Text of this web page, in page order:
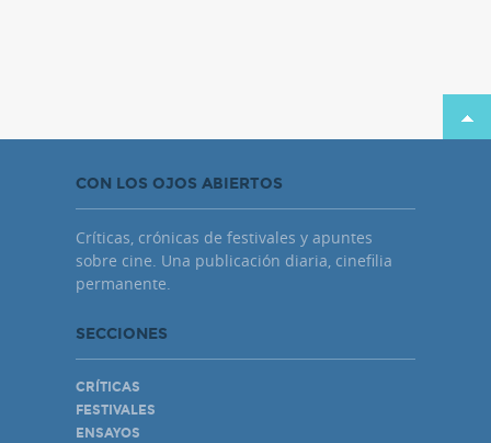
CON LOS OJOS ABIERTOS
Críticas, crónicas de festivales y apuntes
sobre cine. Una publicación diaria, cinefilia
permanente.
SECCIONES
CRÍTICAS
FESTIVALES
ENSAYOS